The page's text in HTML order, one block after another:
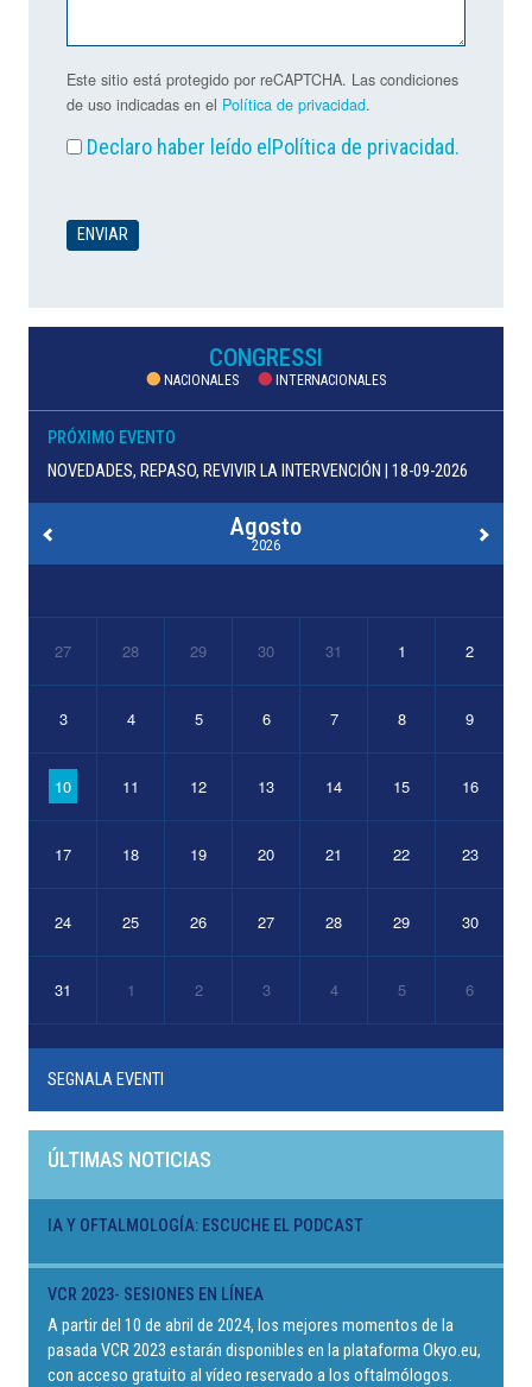
Este sitio está protegido por reCAPTCHA. Las condiciones
de uso indicadas en el Política de privacidad.
Declaro haber leído el Política de privacidad.
CONGRESSI
NACIONALES INTERNACIONALES
PRÓXIMO EVENTO
NOVEDADES, REPASO, REVIVIR LA INTERVENCIÓN | 18-09-2026
Agosto
2026
27 28 29 30 31 1 2
3 4 5 6 7 8 9
10 11 12 13 14 15 16
17 18 19 20 21 22 23
24 25 26 27 28 29 30
31 1 2 3 4 5 6
SEGNALA EVENTI
ÚLTIMAS NOTICIAS
IA Y OFTALMOLOGÍA: ESCUCHE EL PODCAST
VCR 2023- SESIONES EN LÍNEA
A partir del 10 de abril de 2024, los mejores momentos de la
pasada VCR 2023 estarán disponibles en la plataforma Okyo.eu,
con acceso gratuito al vídeo reservado a los oftalmólogos.